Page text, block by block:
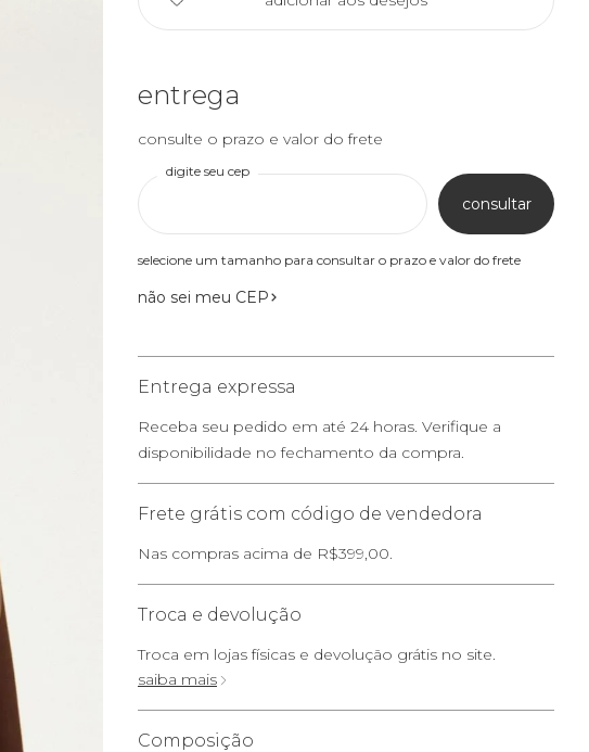
entrega
consulte o prazo e valor do frete
digite seu cep
consultar
selecione um tamanho para consultar o prazo e valor do frete
não sei meu CEP
Entrega expressa
Receba seu pedido em até 24 horas. Verifique a
disponibilidade no fechamento da compra.
Frete grátis com código de vendedora
Nas compras acima de R$399,00.
Troca e devolução
Troca em lojas físicas e devolução grátis no site.
saiba mais
Composição